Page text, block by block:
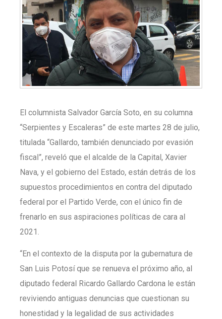
El columnista Salvador García Soto, en su columna
“Serpientes y Escaleras” de este martes 28 de julio,
titulada “Gallardo, también denunciado por evasión
fiscal”, reveló que el alcalde de la Capital, Xavier
Nava, y el gobierno del Estado, están detrás de los
supuestos procedimientos en contra del diputado
federal por el Partido Verde, con el único fin de
frenarlo en sus aspiraciones políticas de cara al
2021.
“En el contexto de la disputa por la gubernatura de
San Luis Potosí que se renueva el próximo año, al
diputado federal Ricardo Gallardo Cardona le están
reviviendo antiguas denuncias que cuestionan su
honestidad y la legalidad de sus actividades